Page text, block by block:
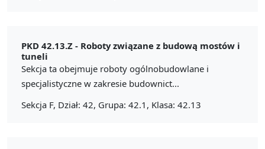
PKD 42.13.Z - Roboty związane z budową mostów i
tuneli
Sekcja ta obejmuje roboty ogólnobudowlane i
specjalistyczne w zakresie budownict...
Sekcja F, Dział: 42, Grupa: 42.1, Klasa: 42.13